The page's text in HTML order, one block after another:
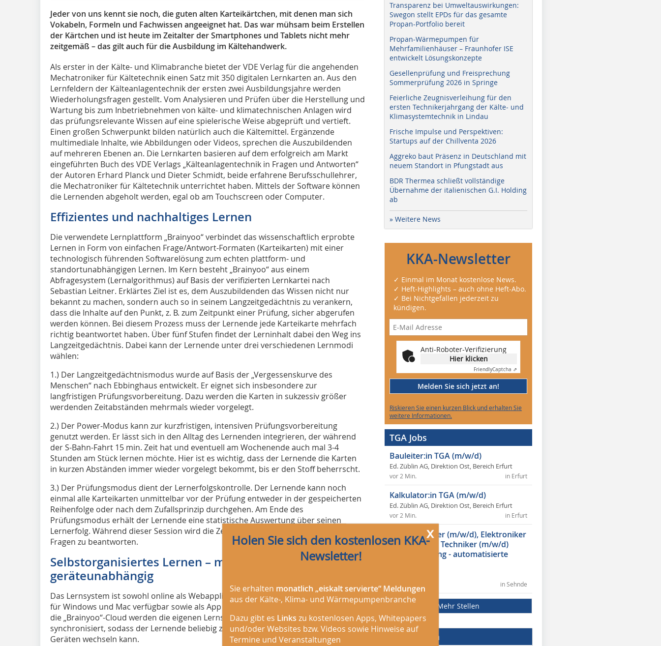
Jeder von uns kennt sie noch, die guten alten Karteikärtchen, mit denen man sich
Vokabeln, Formeln und Fachwissen angeeignet hat. Das war mühsam beim Erstellen
der Kärtchen und ist heute im Zeitalter der Smartphones und Tablets nicht mehr
zeitgemäß – das gilt auch für die Ausbildung im Kältehandwerk.
Als erster in der Kälte- und Klimabranche bietet der VDE Verlag für die angehenden
Mechatroniker für Kältetechnik einen Satz mit 350 digitalen Lernkarten an. Aus den
Lernfeldern der Kälteanlagentechnik der ersten zwei Ausbildungsjahre werden
Wiederholungsfragen gestellt. Vom Analysieren und Prüfen über die Herstellung und
Wartung bis zum Inbetriebnehmen von kälte- und klimatechnischen Anlagen wird
das prüfungsrelevante Wissen auf eine spielerische Weise abgeprüft und vertieft.
Einen großen Schwerpunkt bilden natürlich auch die Kältemittel. Ergänzende
multimediale Inhalte, wie Abbildungen oder Videos, sprechen die Auszubildenden
auf mehreren Ebenen an. Die Lernkarten basieren auf dem erfolgreich am Markt
eingeführten Buch des VDE Verlags „Kälteanlagentechnik in Fragen und Antworten“
der Autoren Erhard Planck und Dieter Schmidt, beide erfahrene Berufsschullehrer,
die Mechatroniker für Kältetechnik unterrichtet haben. Mittels der Software können
die Lernenden abgeholt werden, egal ob am Touchscreen oder Computer.
Effizientes und nachhaltiges Lernen
Die verwendete Lernplattform „Brainyoo“ verbindet das wissenschaftlich erprobte
Lernen in Form von einfachen Frage/Antwort-Formaten (Karteikarten) mit einer
technologisch führenden Softwarelösung zum echten plattform- und
standortunabhängigen Lernen. Im Kern besteht „Brainyoo“ aus einem
Abfragesystem (Lernalgorithmus) auf Basis der verifizierten Lernkartei nach
Sebastian Leitner. Erklärtes Ziel ist es, dem Auszubildenden das Wissen nicht nur
bekannt zu machen, sondern auch so in seinem Langzeitgedächtnis zu verankern,
dass die Inhalte auf den Punkt, z. B. zum Zeitpunkt einer Prüfung, sicher abgerufen
werden können. Bei diesem Prozess muss der Lernende jede Karteikarte mehrfach
richtig beantwortet haben. Über fünf Stufen findet der Lerninhalt dabei den Weg ins
Langzeitgedächtnis. Dabei kann der Lernende unter drei verschiedenen Lernmodi
wählen:
1.) Der Langzeitgedächtnismodus wurde auf Basis der „Vergessenskurve des
Menschen“ nach Ebbinghaus entwickelt. Er eignet sich insbesondere zur
langfristigen Prüfungsvorbereitung. Dazu werden die Karten in sukzessiv größer
werdenden Zeitabständen mehrmals wieder vorgelegt.
2.) Der Power-Modus kann zur kurzfristigen, intensiven Prüfungsvorbereitung
genutzt werden. Er lässt sich in den Alltag des Lernenden integrieren, der während
der S-Bahn-Fahrt 15 min. Zeit hat und eventuell am Wochenende auch mal 3-4
Stunden am Stück lernen möchte. Hier ist es wichtig, dass der Lernende die Karten
in kurzen Abständen immer wieder vorgelegt bekommt, bis er den Stoff beherrscht.
3.) Der Prüfungsmodus dient der Lernerfolgskontrolle. Der Lernende kann noch
einmal alle Karteikarten unmittelbar vor der Prüfung entweder in der gespeicherten
Reihenfolge oder nach dem Zufallsprinzip durchgehen. Am Ende des
Prüfungsmodus erhält der Lernende eine statistische Auswertung über seinen
Lernerfolg. Während dieser Session wird die Zeit angezeigt, die er benötigt, um die
Fragen zu beantworten.
Selbstorganisiertes Lernen – mobil und
geräteunabhängig
Das Lernsystem ist sowohl online als Webapplikation als auch als Desktop-Software
für Windows und Mac verfügbar sowie als App für Android, Amazon und iOS. Über
die „Brainyoo“-Cloud werden die eigenen Lernstände aller Geräte miteinander
synchronisiert, sodass der Lernende beliebig zwischen den unterschiedlichen
Geräten wechseln kann.
x
Holen Sie sich den kostenlosen KKA-
Newsletter!
Sie erhalten monatlich „eiskalt servierte“ Meldungen
aus der Kälte-, Klima- und Wärmepumpenbranche
Dazu gibt es Links zu kostenlosen Apps, Whitepapers
und/oder Websites bzw. Videos sowie Hinweise auf
Termine und Veranstaltungen
Transparenz bei Umweltauswirkungen:
Swegon stellt EPDs für das gesamte
Propan-Portfolio bereit
Propan-Wärmepumpen für
Mehrfamilienhäuser – Fraunhofer ISE
entwickelt Lösungskonzepte
Gesellenprüfung und Freisprechung
Sommerprüfung 2026 in Springe
Feierliche Zeugnisverleihung für den
ersten Technikerjahrgang der Kälte- und
Klimasystemtechnik in Lindau
Frische Impulse und Perspektiven:
Startups auf der Chillventa 2026
Aggreko baut Präsenz in Deutschland mit
neuem Standort in Pfungstadt aus
BDR Thermea schließt vollständige
Übernahme der italienischen G.I. Holding
ab
» Weitere News
KKA-Newsletter
✓ Einmal im Monat kostenlose News.
✓ Heft-Highlights – auch ohne Heft-Abo.
✓ Bei Nichtgefallen jederzeit zu
kündigen.
Anti-Roboter-Verifizierung
Hier klicken
FriendlyCaptcha ⇗
Melden Sie sich jetzt an!
Riskieren Sie einen kurzen Blick und erhalten Sie
weitere Informationen.
TGA Jobs
Bauleiter:in TGA (m/w/d)
Ed. Züblin AG, Direktion Ost, Bereich Erfurt
in Erfurt
vor 2 Min.
Kalkulator:in TGA (m/w/d)
Ed. Züblin AG, Direktion Ost, Bereich Erfurt
in Erfurt
vor 2 Min.
Mechatroniker (m/w/d), Elektroniker
(m/w/d) oder Techniker (m/w/d)
Instandhaltung - automatisierte
in Sehnde
vor 12 h
Mehr Stellen
Mediadaten